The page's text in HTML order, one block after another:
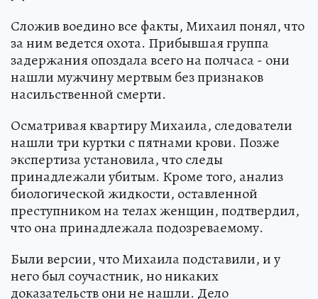
Сложив воедино все факты, Михаил понял, что
за ним ведется охота. Прибывшая группа
задержания опоздала всего на полчаса - они
нашли мужчину мертвым без признаков
насильственной смерти.
Осматривая квартиру Михаила, следователи
нашли три куртки с пятнами крови. Позже
экспертиза установила, что следы
принадлежали убитым. Кроме того, анализ
биологической жидкости, оставленной
преступником на телах женщин, подтвердил,
что она принадлежала подозреваемому.
Были версии, что Михаила подставили, и у
него был соучастник, но никаких
доказательств они не нашли. Дело